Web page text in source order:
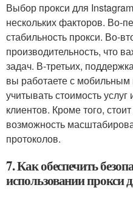
Выбор прокси для
нескольких факторов. Во-
стабильность прокси. Во-
производительность, что
задач. В-третьих,
вы работаете с
учитывать стоимость
клиентов. Кроме того,
возможность
протоколов.
7. Как обеспечить
использовании прокси